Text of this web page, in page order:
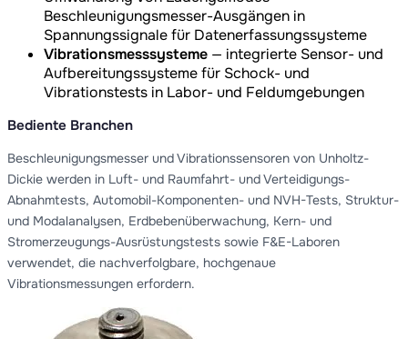
Beschleunigungsmesser-Ausgängen in
Spannungssignale für Datenerfassungssysteme
Vibrationsmesssysteme — integrierte Sensor- und
Aufbereitungssysteme für Schock- und
Vibrationstests in Labor- und Feldumgebungen
Bediente Branchen
Beschleunigungsmesser und Vibrationssensoren von Unholtz-
Dickie werden in Luft- und Raumfahrt- und Verteidigungs-
Abnahmtests, Automobil-Komponenten- und NVH-Tests, Struktur-
und Modalanalysen, Erdbebenüberwachung, Kern- und
Stromerzeugungs-Ausrüstungstests sowie F&E-Laboren
verwendet, die nachverfolgbare, hochgenaue
Vibrationsmessungen erfordern.